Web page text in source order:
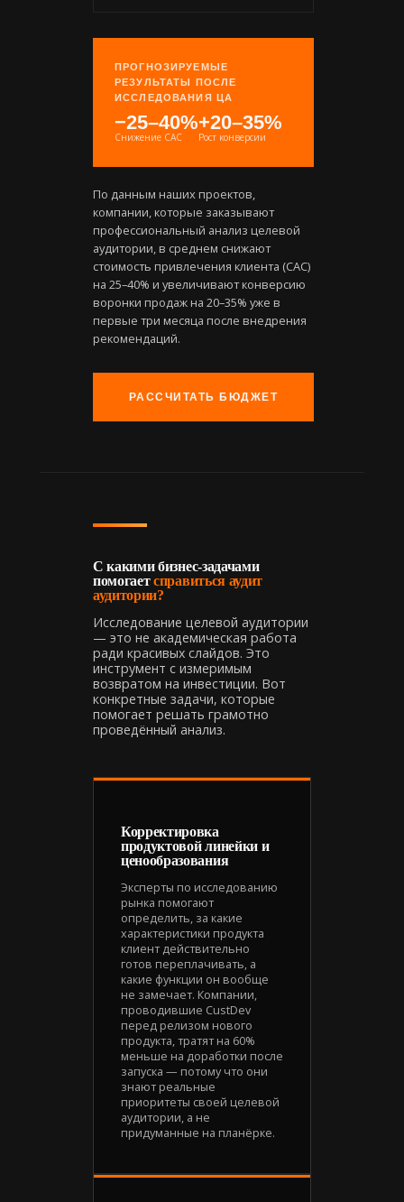
ПРОГНОЗИРУЕМЫЕ
РЕЗУЛЬТАТЫ ПОСЛЕ
ИССЛЕДОВАНИЯ ЦА
−25–40%
Снижение CAC
+20–35%
Рост конверсии
По данным наших проектов,
компании, которые заказывают
профессиональный анализ целевой
аудитории, в среднем снижают
стоимость привлечения клиента (CAC)
на 25–40% и увеличивают конверсию
воронки продаж на 20–35% уже в
первые три месяца после внедрения
рекомендаций.
РАССЧИТАТЬ БЮДЖЕТ
С какими бизнес-задачами
помогаетсправиться аудит
аудитории?
Исследование целевой аудитории
— это не академическая работа
ради красивых слайдов. Это
инструмент с измеримым
возвратом на инвестиции. Вот
конкретные задачи, которые
помогает решать грамотно
проведённый анализ.
Корректировка
продуктовой линейки и
ценообразования
Эксперты по исследованию
рынка помогают
определить, за какие
характеристики продукта
клиент действительно
готов переплачивать, а
какие функции он вообще
не замечает. Компании,
проводившие CustDev
перед релизом нового
продукта, тратят на 60%
меньше на доработки после
запуска — потому что они
знают реальные
приоритеты своей целевой
аудитории, а не
придуманные на планёрке.